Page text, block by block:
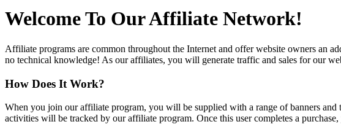
Welcome To Our Affiliate Network!
Affiliate programs are common throughout the Internet and offer website owners an
no technical knowledge! As our affiliates, you will generate traffic and sales for our
How Does It Work?
When you join our affiliate program, you will be supplied with a range of banners
activities will be tracked by our affiliate program. Once this user completes a